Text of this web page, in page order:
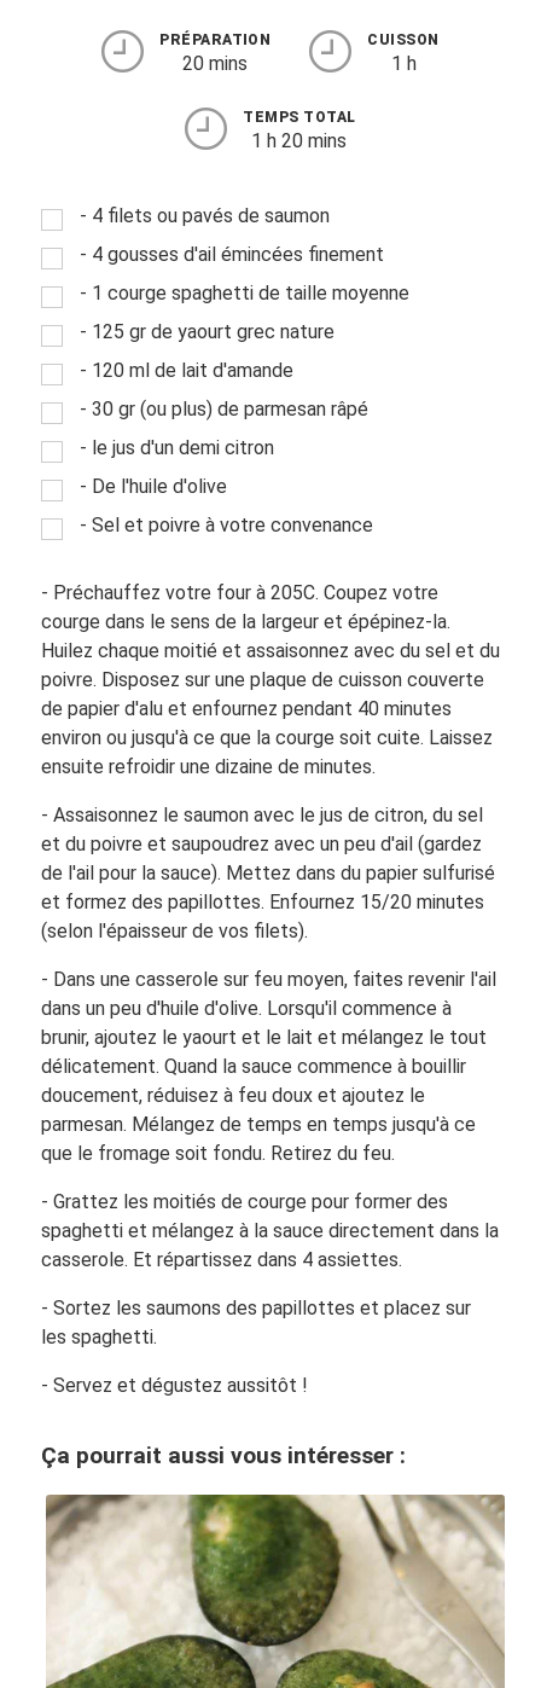
PRÉPARATION
20 mins
CUISSON
1 h
TEMPS TOTAL
1 h 20 mins
- 4 filets ou pavés de saumon
- 4 gousses d'ail émincées finement
- 1 courge spaghetti de taille moyenne
- 125 gr de yaourt grec nature
- 120 ml de lait d'amande
- 30 gr (ou plus) de parmesan râpé
- le jus d'un demi citron
- De l'huile d'olive
- Sel et poivre à votre convenance
- Préchauffez votre four à 205C. Coupez votre
courge dans le sens de la largeur et épépinez-la.
Huilez chaque moitié et assaisonnez avec du sel et du
poivre. Disposez sur une plaque de cuisson couverte
de papier d'alu et enfournez pendant 40 minutes
environ ou jusqu'à ce que la courge soit cuite. Laissez
ensuite refroidir une dizaine de minutes.
- Assaisonnez le saumon avec le jus de citron, du sel
et du poivre et saupoudrez avec un peu d'ail (gardez
de l'ail pour la sauce). Mettez dans du papier sulfurisé
et formez des papillottes. Enfournez 15/20 minutes
(selon l'épaisseur de vos filets).
- Dans une casserole sur feu moyen, faites revenir l'ail
dans un peu d'huile d'olive. Lorsqu'il commence à
brunir, ajoutez le yaourt et le lait et mélangez le tout
délicatement. Quand la sauce commence à bouillir
doucement, réduisez à feu doux et ajoutez le
parmesan. Mélangez de temps en temps jusqu'à ce
que le fromage soit fondu. Retirez du feu.
- Grattez les moitiés de courge pour former des
spaghetti et mélangez à la sauce directement dans la
casserole. Et répartissez dans 4 assiettes.
- Sortez les saumons des papillottes et placez sur
les spaghetti.
- Servez et dégustez aussitôt !
Ça pourrait aussi vous intéresser :